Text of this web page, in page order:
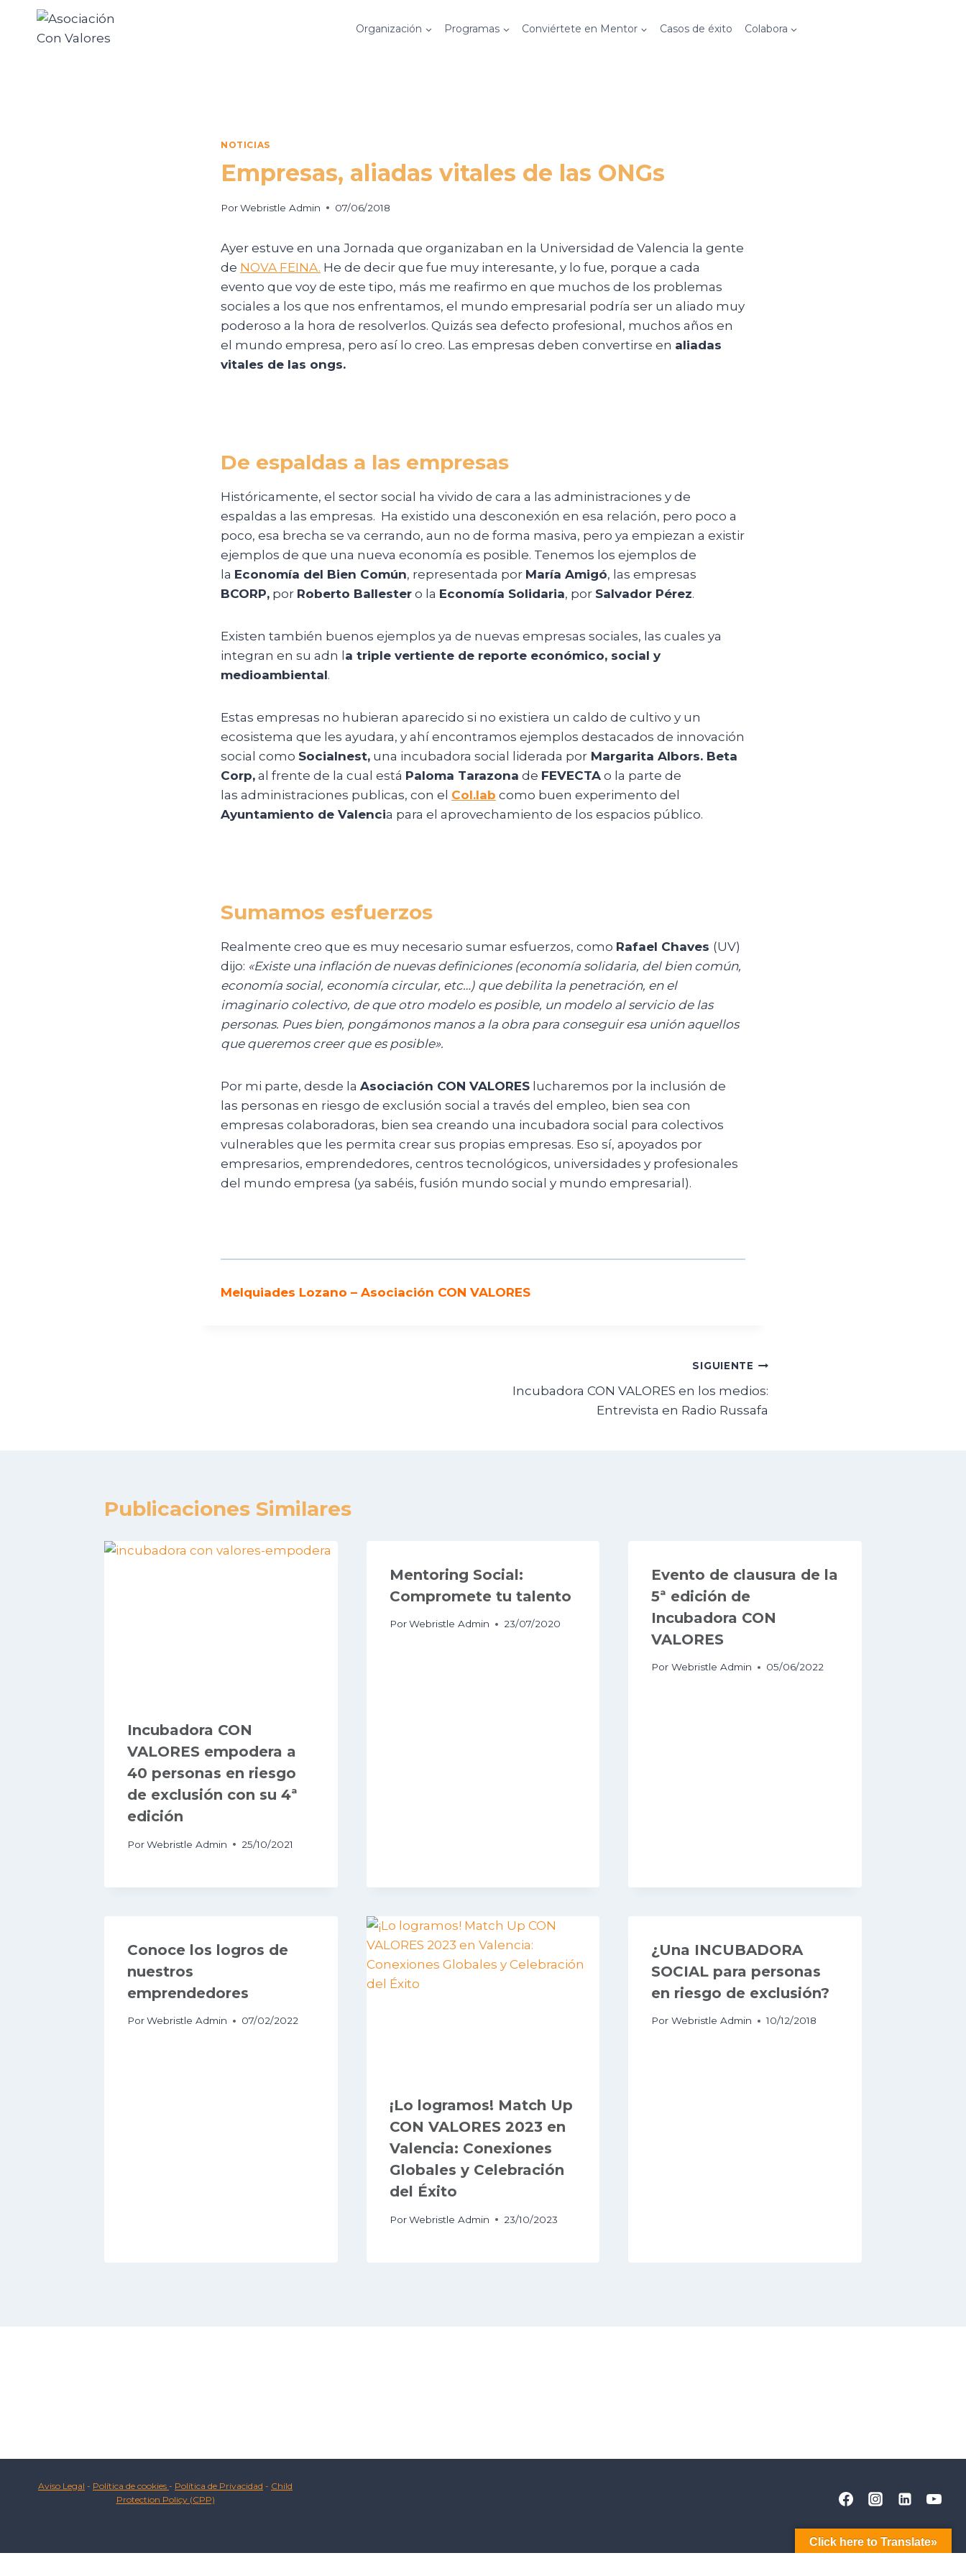
Organización Programas Conviértete en Mentor Casos de éxito Colabora
NOTICIAS
Empresas, aliadas vitales de las ONGs
PorWebristle Admin 07/06/2018
Ayer estuve en una Jornada que organizaban en la Universidad de Valencia la gente
de NOVA FEINA. He de decir que fue muy interesante, y lo fue, porque a cada
evento que voy de este tipo, más me reafirmo en que muchos de los problemas
sociales a los que nos enfrentamos, el mundo empresarial podría ser un aliado muy
poderoso a la hora de resolverlos. Quizás sea defecto profesional, muchos años en
el mundo empresa, pero así lo creo. Las empresas deben convertirse en aliadas
vitales de las ongs.
De espaldas a las empresas
Históricamente, el sector social ha vivido de cara a las administraciones y de
espaldas a las empresas. Ha existido una desconexión en esa relación, pero poco a
poco, esa brecha se va cerrando, aun no de forma masiva, pero ya empiezan a existir
ejemplos de que una nueva economía es posible. Tenemos los ejemplos de
la Economía del Bien Común, representada por María Amigó, las empresas
BCORP, por Roberto Ballester o la Economía Solidaria, por Salvador Pérez.
Existen también buenos ejemplos ya de nuevas empresas sociales, las cuales ya
integran en su adn la triple vertiente de reporte económico, social y
medioambiental.
Estas empresas no hubieran aparecido si no existiera un caldo de cultivo y un
ecosistema que les ayudara, y ahí encontramos ejemplos destacados de innovación
social como Socialnest, una incubadora social liderada por Margarita Albors. Beta
Corp, al frente de la cual está Paloma Tarazona de FEVECTA o la parte de
las administraciones publicas, con el Col.lab como buen experimento del
Ayuntamiento de Valencia para el aprovechamiento de los espacios público.
Sumamos esfuerzos
Realmente creo que es muy necesario sumar esfuerzos, como Rafael Chaves (UV)
dijo: «Existe una inflación de nuevas definiciones (economía solidaria, del bien común,
economía social, economía circular, etc…) que debilita la penetración, en el
imaginario colectivo, de que otro modelo es posible, un modelo al servicio de las
personas. Pues bien, pongámonos manos a la obra para conseguir esa unión aquellos
que queremos creer que es posible».
Por mi parte, desde la Asociación CON VALORES lucharemos por la inclusión de
las personas en riesgo de exclusión social a través del empleo, bien sea con
empresas colaboradoras, bien sea creando una incubadora social para colectivos
vulnerables que les permita crear sus propias empresas. Eso sí, apoyados por
empresarios, emprendedores, centros tecnológicos, universidades y profesionales
del mundo empresa (ya sabéis, fusión mundo social y mundo empresarial).
Melquiades Lozano – Asociación CON VALORES
SIGUIENTE
Incubadora CON VALORES en los medios:
Entrevista en Radio Russafa
Publicaciones Similares
Incubadora CON
VALORES empodera a
40 personas en riesgo
de exclusión con su 4ª
edición
PorWebristle Admin 25/10/2021
Mentoring Social:
Compromete tu talento
Por Webristle Admin 23/07/2020
Evento de clausura de la
5ª edición de
Incubadora CON
VALORES
Por Webristle Admin 05/06/2022
Conoce los logros de
nuestros
emprendedores
PorWebristle Admin 07/02/2022
¡Lo logramos! Match Up
CON VALORES 2023 en
Valencia: Conexiones
Globales y Celebración
del Éxito
Por Webristle Admin 23/10/2023
¿Una INCUBADORA
SOCIAL para personas
en riesgo de exclusión?
Por Webristle Admin 10/12/2018
Aviso Legal - Política de cookies - Política de Privacidad - Child
Protection Policy (CPP)
Click here to Translate»